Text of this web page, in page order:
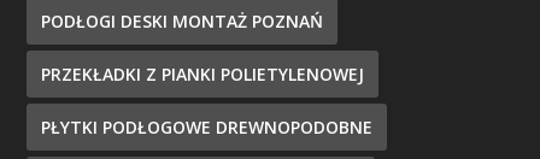
PODŁOGI DESKI MONTAŻ POZNAŃ
PRZEKŁADKI Z PIANKI POLIETYLENOWEJ
PŁYTKI PODŁOGOWE DREWNOPODOBNE